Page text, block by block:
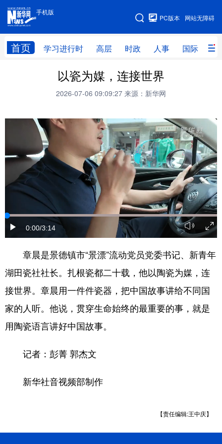
手机版
网站无障碍
PC版本
首页 学习进行时 高层 时政 人事 国际 财
手机版
网站地图
高层 时政
财经 网评
台湾 思客智库 全球连线 教育
量子 体育
文化 书画 健康 军事
视频 图片 政务
法律 中央文件 金融 汽车
人居 信息化 数字经济
学术中国 乡村振兴 银龄 溯源中国
城市 旅游 能源 会展
公益 一带一路 亚太网 上市公司
文化产业
地方频道
北京 天津
以瓷为媒，连接世界
2026-07-06 09:09:27 来源：新华网
0:00/3:14
章晨是景德镇市“景漂”流动党员党委书记、新青年
湖田瓷社社长。扎根瓷都二十载，他以陶瓷为媒，连
接世界。章晨用一件件瓷器，把中国故事讲给不同国
家的人听。他说，贯穿生命始终的最重要的事，就是
用陶瓷语言讲好中国故事。
记者：彭菁 郭杰文
新华社音视频部制作
【责任编辑:王中庆】